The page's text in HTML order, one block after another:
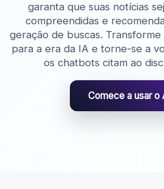
garanta que suas notícias
compreendidas e
geração de buscas.
para a era da IA ​​e torne-se a
os chatbots citam ao
Comece a usar o